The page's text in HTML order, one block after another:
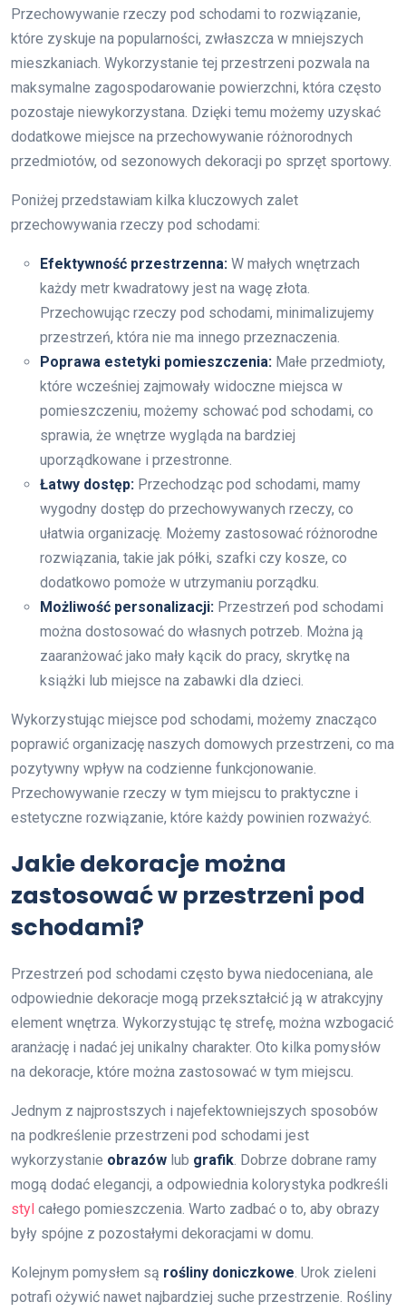
Przechowywanie rzeczy pod schodami to rozwiązanie,
które zyskuje na popularności, zwłaszcza w mniejszych
mieszkaniach. Wykorzystanie tej przestrzeni pozwala na
maksymalne zagospodarowanie powierzchni, która często
pozostaje niewykorzystana. Dzięki temu możemy uzyskać
dodatkowe miejsce na przechowywanie różnorodnych
przedmiotów, od sezonowych dekoracji po sprzęt sportowy.
Poniżej przedstawiam kilka kluczowych zalet
przechowywania rzeczy pod schodami:
Efektywność przestrzenna: W małych wnętrzach
każdy metr kwadratowy jest na wagę złota.
Przechowując rzeczy pod schodami, minimalizujemy
przestrzeń, która nie ma innego przeznaczenia.
Poprawa estetyki pomieszczenia: Małe przedmioty,
które wcześniej zajmowały widoczne miejsca w
pomieszczeniu, możemy schować pod schodami, co
sprawia, że wnętrze wygląda na bardziej
uporządkowane i przestronne.
Łatwy dostęp: Przechodząc pod schodami, mamy
wygodny dostęp do przechowywanych rzeczy, co
ułatwia organizację. Możemy zastosować różnorodne
rozwiązania, takie jak półki, szafki czy kosze, co
dodatkowo pomoże w utrzymaniu porządku.
Możliwość personalizacji: Przestrzeń pod schodami
można dostosować do własnych potrzeb. Można ją
zaaranżować jako mały kącik do pracy, skrytkę na
książki lub miejsce na zabawki dla dzieci.
Wykorzystując miejsce pod schodami, możemy znacząco
poprawić organizację naszych domowych przestrzeni, co ma
pozytywny wpływ na codzienne funkcjonowanie.
Przechowywanie rzeczy w tym miejscu to praktyczne i
estetyczne rozwiązanie, które każdy powinien rozważyć.
Jakie dekoracje można
zastosować w przestrzeni pod
schodami?
Przestrzeń pod schodami często bywa niedoceniana, ale
odpowiednie dekoracje mogą przekształcić ją w atrakcyjny
element wnętrza. Wykorzystując tę strefę, można wzbogacić
aranżację i nadać jej unikalny charakter. Oto kilka pomysłów
na dekoracje, które można zastosować w tym miejscu.
Jednym z najprostszych i najefektowniejszych sposobów
na podkreślenie przestrzeni pod schodami jest
wykorzystanie obrazów lub grafik. Dobrze dobrane ramy
mogą dodać elegancji, a odpowiednia kolorystyka podkreśli
styl całego pomieszczenia. Warto zadbać o to, aby obrazy
były spójne z pozostałymi dekoracjami w domu.
Kolejnym pomysłem są rośliny doniczkowe. Urok zieleni
potrafi ożywić nawet najbardziej suche przestrzenie. Rośliny